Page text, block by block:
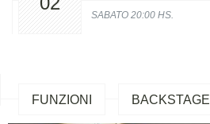
SABATO 20:00 HS.
FUNZIONI BACKSTAGE